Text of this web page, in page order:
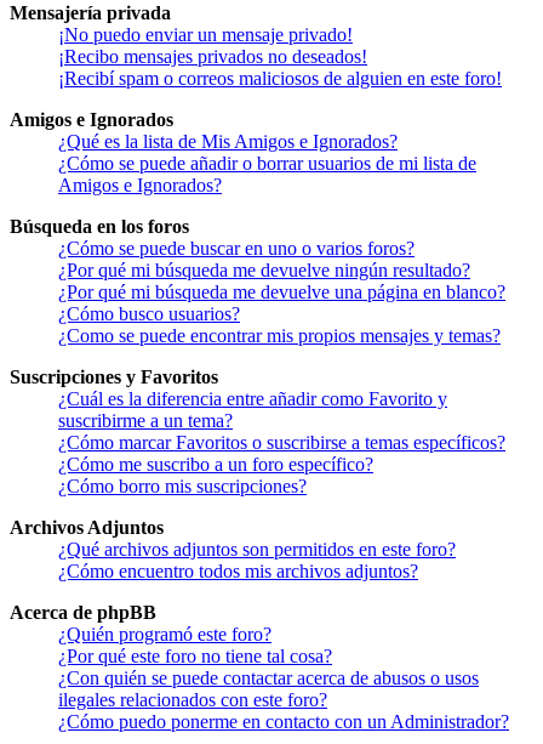
Mensajería privada
¡No puedo enviar un mensaje privado!
¡Recibo mensajes privados no deseados!
¡Recibí spam o correos maliciosos de alguien en este foro!
Amigos e Ignorados
¿Qué es la lista de Mis Amigos e Ignorados?
¿Cómo se puede añadir o borrar usuarios de mi lista de
Amigos e Ignorados?
Búsqueda en los foros
¿Cómo se puede buscar en uno o varios foros?
¿Por qué mi búsqueda me devuelve ningún resultado?
¿Por qué mi búsqueda me devuelve una página en blanco?
¿Cómo busco usuarios?
¿Como se puede encontrar mis propios mensajes y temas?
Suscripciones y Favoritos
¿Cuál es la diferencia entre añadir como Favorito y
suscribirme a un tema?
¿Cómo marcar Favoritos o suscribirse a temas específicos?
¿Cómo me suscribo a un foro específico?
¿Cómo borro mis suscripciones?
Archivos Adjuntos
¿Qué archivos adjuntos son permitidos en este foro?
¿Cómo encuentro todos mis archivos adjuntos?
Acerca de phpBB
¿Quién programó este foro?
¿Por qué este foro no tiene tal cosa?
¿Con quién se puede contactar acerca de abusos o usos
ilegales relacionados con este foro?
¿Cómo puedo ponerme en contacto con un Administrador?